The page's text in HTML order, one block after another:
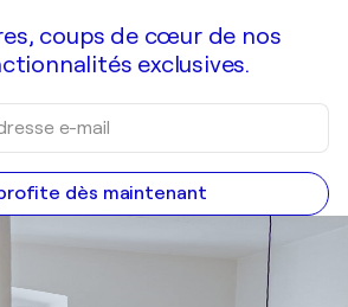
coups de cœur de nos
exclusives.
dès maintenant